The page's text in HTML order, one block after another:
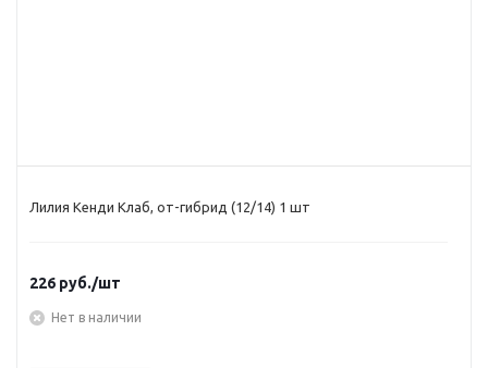
Лилия Кенди Клаб, от-гибрид (12/14) 1 шт
226 руб./шт
Нет в наличии